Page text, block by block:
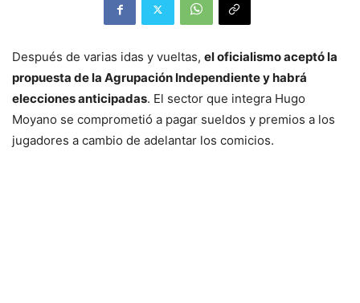
Después de varias idas y vueltas, el oficialismo aceptó la
propuesta de la Agrupación Independiente y habrá
elecciones anticipadas. El sector que integra Hugo
Moyano se comprometió a pagar sueldos y premios a los
jugadores a cambio de adelantar los comicios.